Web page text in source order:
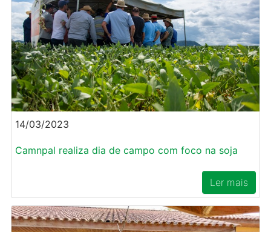
14/03/2023
Camnpal realiza dia de campo com foco na soja
Ler mais